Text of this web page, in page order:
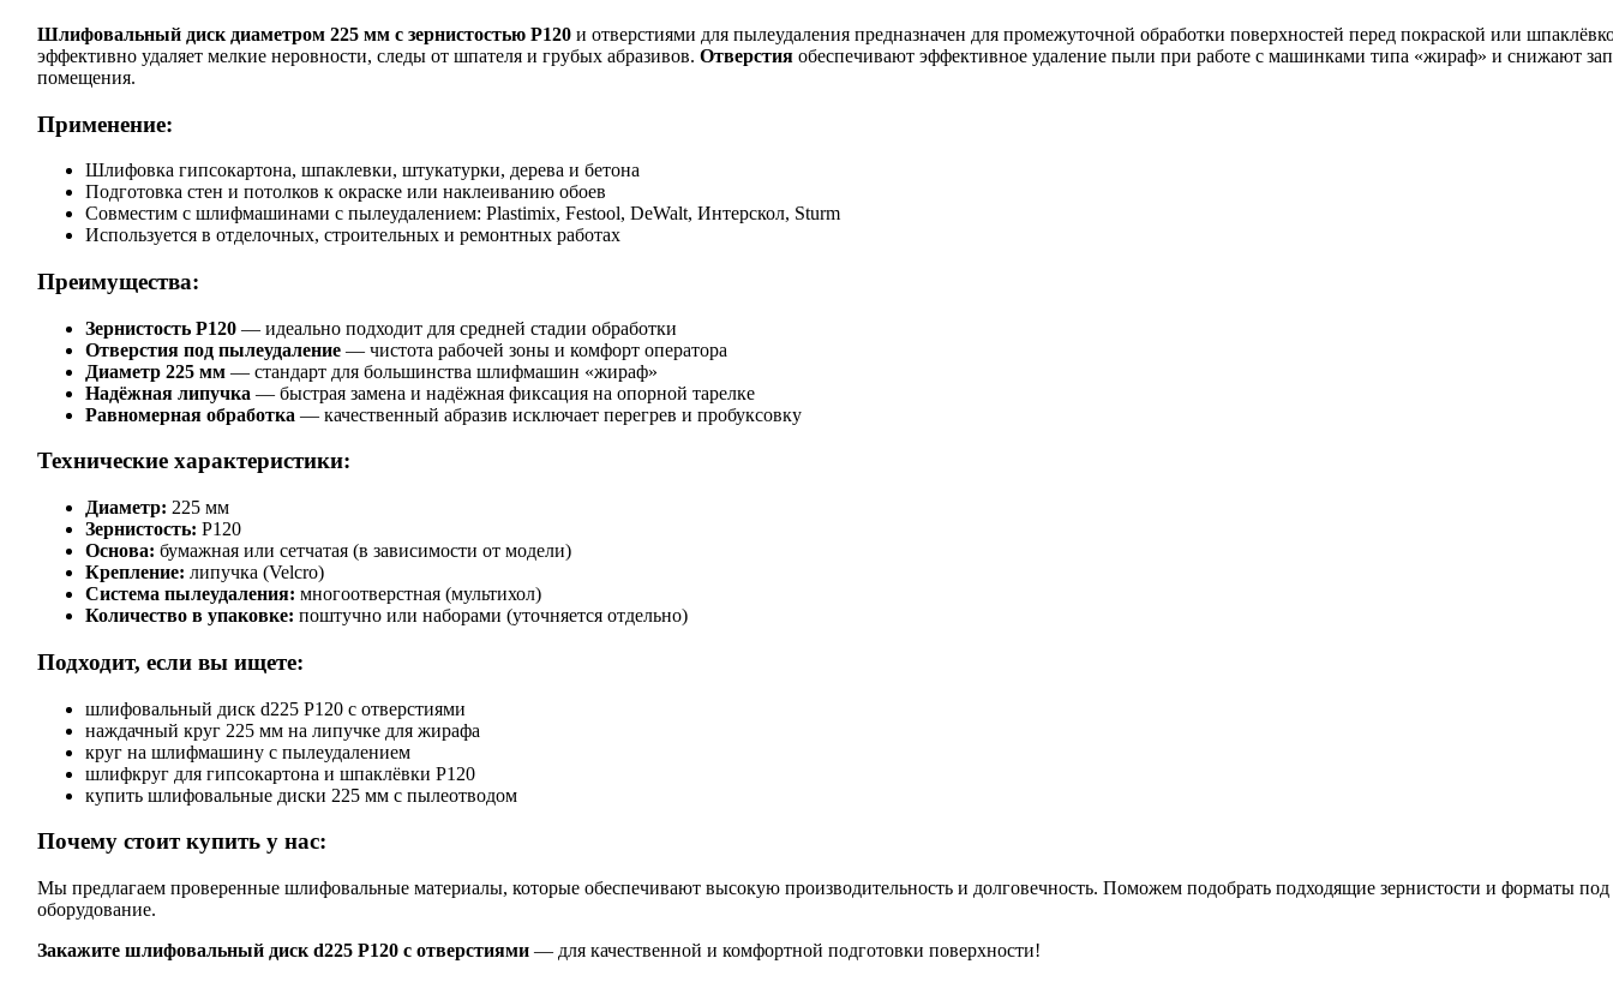
Шлифовальный диск диаметром 225 мм с зернистостью P120 и отверстиями для пылеудаления предназначен для промежуточной обработки поверхностей перед покраской или
эффективно удаляет мелкие неровности, следы от шпателя и грубых абразивов. Отверстия обеспечивают эффективное удаление пыли при работе с машинками типа «жираф» и снижают
помещения.
Применение:
Шлифовка гипсокартона, шпаклевки, штукатурки, дерева и бетона
Подготовка стен и потолков к окраске или наклеиванию обоев
Совместим с шлифмашинами с пылеудалением: Plastimix, Festool, DeWalt, Интерскол, Sturm
Используется в отделочных, строительных и ремонтных работах
Преимущества:
Зернистость P120 — идеально подходит для средней стадии обработки
Отверстия под пылеудаление — чистота рабочей зоны и комфорт оператора
Диаметр 225 мм — стандарт для большинства шлифмашин «жираф»
Надёжная липучка — быстрая замена и надёжная фиксация на опорной тарелке
Равномерная обработка — качественный абразив исключает перегрев и пробуксовку
Технические характеристики:
Диаметр: 225 мм
Зернистость: P120
Основа: бумажная или сетчатая (в зависимости от модели)
Крепление: липучка (Velcro)
Система пылеудаления: многоотверстная (мультихол)
Количество в упаковке: поштучно или наборами (уточняется отдельно)
Подходит, если вы ищете:
шлифовальный диск d225 P120 с отверстиями
наждачный круг 225 мм на липучке для жирафа
круг на шлифмашину с пылеудалением
шлифкруг для гипсокартона и шпаклёвки P120
купить шлифовальные диски 225 мм с пылеотводом
Почему стоит купить у нас:
Мы предлагаем проверенные шлифовальные материалы, которые обеспечивают высокую производительность и долговечность. Поможем подобрать подходящие зернистости и форматы
оборудование.
Закажите шлифовальный диск d225 P120 с отверстиями — для качественной и комфортной подготовки поверхности!